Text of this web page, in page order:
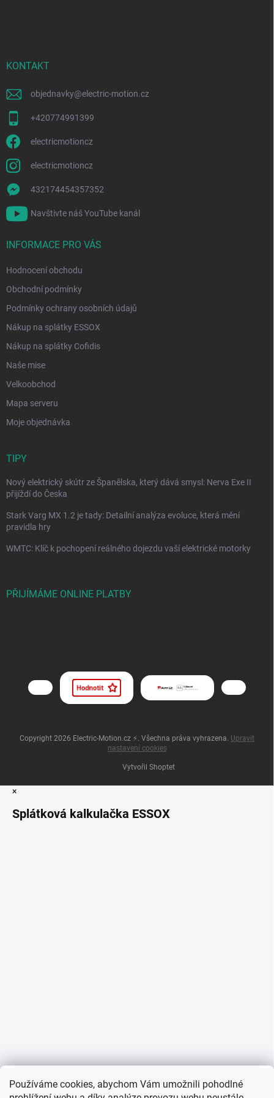
Používáme cookies, abychom Vám umožnili pohodlné
KONTAKT
objednavky@electric-motion.cz
+420774991399
electricmotioncz
electricmotioncz
432174454357352
Navštivte náš YouTube kanál
INFORMACE PRO VÁS
Hodnocení obchodu
Obchodní podmínky
Podmínky ochrany osobních údajů
Nákup na splátky ESSOX
Nákup na splátky Cofidis
Naše mise
Velkoobchod
Mapa serveru
Moje objednávka
TIPY
Nový elektrický skútr ze Španělska, který dává smysl: Nerva Exe II
přijíždí do Česka
Stark Varg MX 1.2 je tady: Detailní analýza evoluce, která mění
pravidla hry
WMTC: Klíč k pochopení reálného dojezdu vaší elektrické motorky
PŘIJÍMÁME ONLINE PLATBY
Vytvořil Shoptet
Copyright 2026 Electric-Motion.cz ⚡ . Všechna práva vyhrazena. Upravit
nastavení cookies
×
Splátková kalkulačka ESSOX